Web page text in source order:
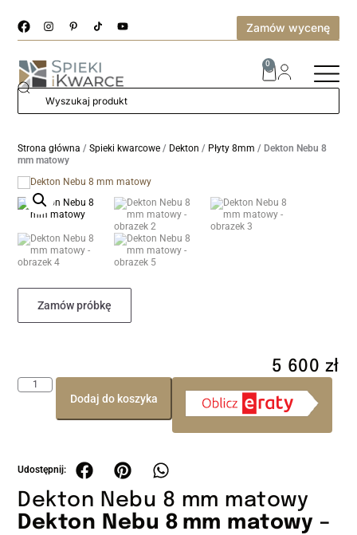
Zamów wycenę
0
Strona główna /Spieki kwarcowe / Dekton / Płyty 8mm / Dekton Nebu 8
mm matowy
Dekton Nebu 8 mm matowy
Dekton Nebu 8 mm matowy –
Zamów próbkę
5 600 zł
Dodaj do koszyka